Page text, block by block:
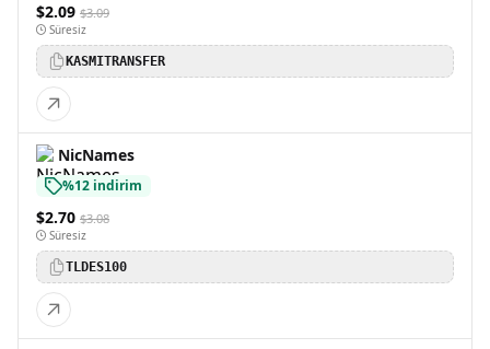
$2.09 $3.09
Süresiz
KASMITRANSFER
NicNames
%12 indirim
$2.70 $3.08
Süresiz
TLDES100